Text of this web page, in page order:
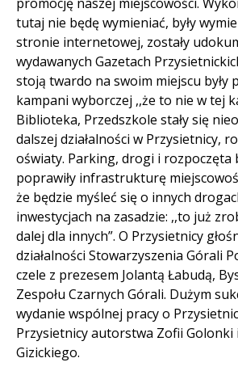
tutaj nie będę wymieniać, były
stronie internetowej, zostały
wydawanych Gazetach
stoją twardo na swoim miejscu były
kampani wyborczej ,,że to nie w tej
Biblioteka, Przedszkole stały się
dalszej działalności w Przysietnicy,
oświaty. Parking, drogi i rozpoczęta
poprawiły infrastrukturę
że będzie myśleć się o innych
inwestycjach na zasadzie: ,,to już
dalej dla innych”. O Przysietnicy
działalności Stowarzyszenia Górali
czele z prezesem Jolantą Łabudą,
Zespołu Czarnych Górali. Dużym
wydanie wspólnej pracy o
Przysietnicy autorstwa Zofii Golonki
Gizickiego.